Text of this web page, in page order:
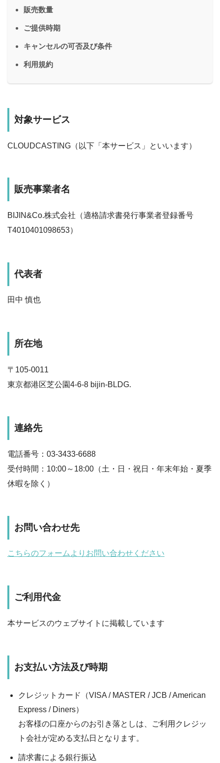
販売数量
ご提供時期
キャンセルの可否及び条件
利用規約
対象サービス
CLOUDCASTING（以下「本サービス」といいます）
販売事業者名
BIJIN&Co.株式会社（適格請求書発行事業者登録番号
T4010401098653）
代表者
田中 慎也
所在地
〒105-0011
東京都港区芝公園4-6-8 bijin-BLDG.
連絡先
電話番号：03-3433-6688
受付時間：10:00～18:00（土・日・祝日・年末年始・夏季
休暇を除く）
お問い合わせ先
こちらのフォームよりお問い合わせください
ご利用代金
本サービスのウェブサイトに掲載しています
お支払い方法及び時期
クレジットカード（VISA / MASTER / JCB / American
Express / Diners）
お客様の口座からのお引き落としは、ご利用クレジッ
ト会社が定める支払日となります。
請求書による銀行振込